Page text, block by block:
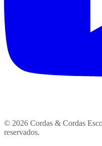
© 2026 Cordas & Cordas
reservados.